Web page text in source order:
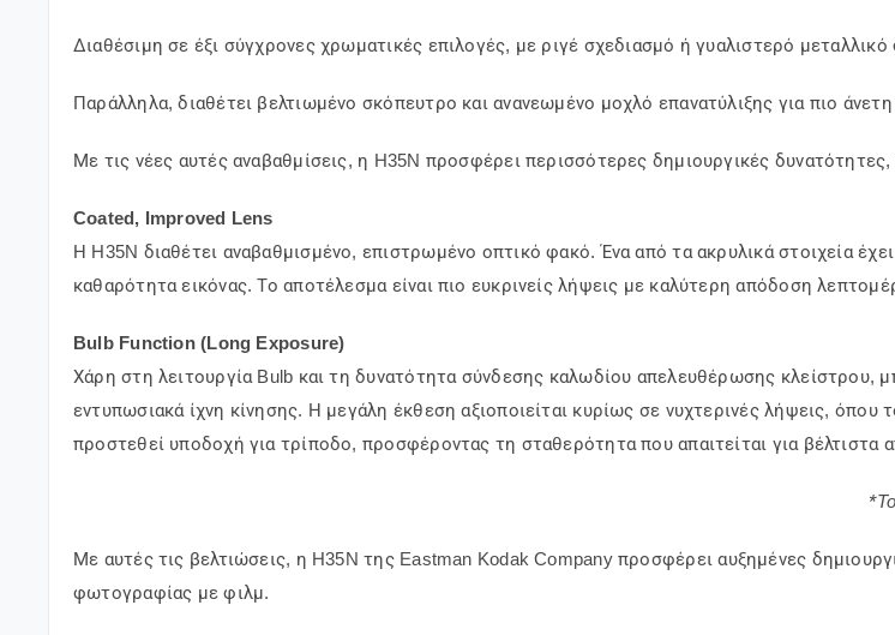
Διαθέσιμη σε έξι σύγχρονες χρωματικές επιλογές, με ριγέ σχεδιασμό ή γυαλιστερό μεταλλικό
Παράλληλα, διαθέτει βελτιωμένο σκόπευτρο και ανανεωμένο μοχλό επανατύλιξης για πιο
Με τις νέες αυτές αναβαθμίσεις, η H35N προσφέρει περισσότερες δημιουργικές
Coated, Improved Lens
Η H35N διαθέτει αναβαθμισμένο, επιστρωμένο οπτικό φακό. Ένα από τα ακρυλικά στοιχεία
καθαρότητα εικόνας. Το αποτέλεσμα είναι πιο ευκρινείς λήψεις με καλύτερη απόδοση
Bulb Function (Long Exposure)
Χάρη στη λειτουργία Bulb και τη δυνατότητα σύνδεσης καλωδίου απελευθέρωσης κλείστρου,
εντυπωσιακά ίχνη κίνησης. Η μεγάλη έκθεση αξιοποιείται κυρίως σε νυχτερινές λήψεις,
προστεθεί υποδοχή για τρίποδο, προσφέροντας τη σταθερότητα που απαιτείται για βέλτιστα
Με αυτές τις βελτιώσεις, η H35N της Eastman Kodak Companyπροσφέρει αυξημένες
φωτογραφίας με φιλμ.